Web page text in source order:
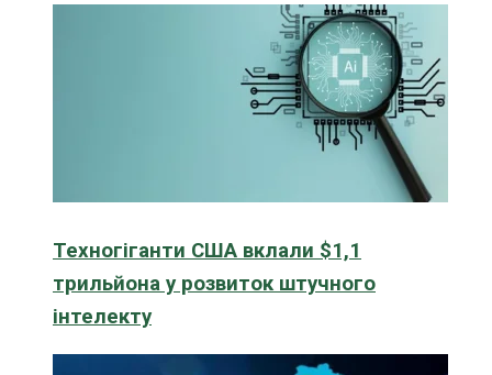
Техногіганти США вклали $1,1
трильйона у розвиток штучного
інтелекту